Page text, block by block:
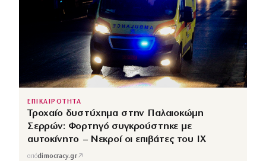
ΕΠΙΚΑΙΡΟΤΗΤΑ
Τροχαίο δυστύχημα στην Παλαιοκώμη
Σερρών: Φορτηγό συγκρούστηκε με
αυτοκίνητο – Νεκροί οι επιβάτες του ΙΧ
απόdimocracy.gr↗